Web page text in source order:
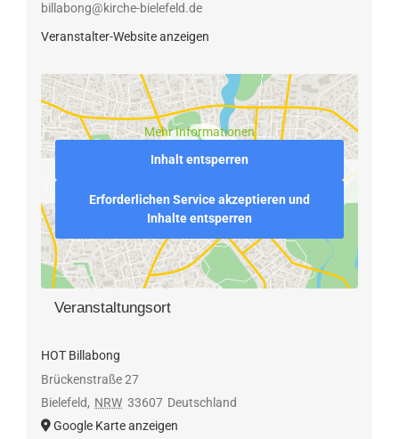
billabong@kirche-bielefeld.de
Veranstalter-Website anzeigen
Veranstaltungsort
HOT Billabong
Brückenstraße 27
Bielefeld, NRW 33607 Deutschland
Google Karte anzeigen
Mehr Informationen
Inhalt entsperren
Erforderlichen Service akzeptieren und
Inhalte entsperren